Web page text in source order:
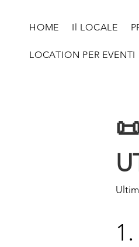
HOME Il LOCALE
LOCATION PER EVENTI